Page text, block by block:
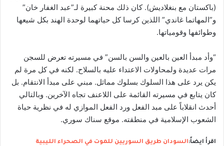
(باكستان مع بنغلاديش). كان ذلك محنة كبيرة لـ”عبد الغفار خان”
و”المهاتما غاندي” اللذين كرسا كل حياتهما لوحدة الهند بكل شيعها
وطوائفها وقومياتها.
“وأد مبدأ العين بالعين والسن بالسن” في مسيرته تعرض للسجن
مرات عديدة ولمحاولات الاعتداء عليه بالسلاح. لكنه في كل مرة لم
يكن يرد على هذا السلوك بسلوك مماثل. مبني على مبدأ الانتقام. بل
كان يتابع في مسيرته القائمة على اللاعنف تجاه الآخرين. وبالتالي
أحدث انقلاباً على مبد الفعل ورد الفعل الموازي له في نظرية حياة
الشعوب الإسلامية في منطقته. موقع سناك سوري.
اقرأ ايضاً:السودان طريق السوريين للموت في الصحراء الليبية